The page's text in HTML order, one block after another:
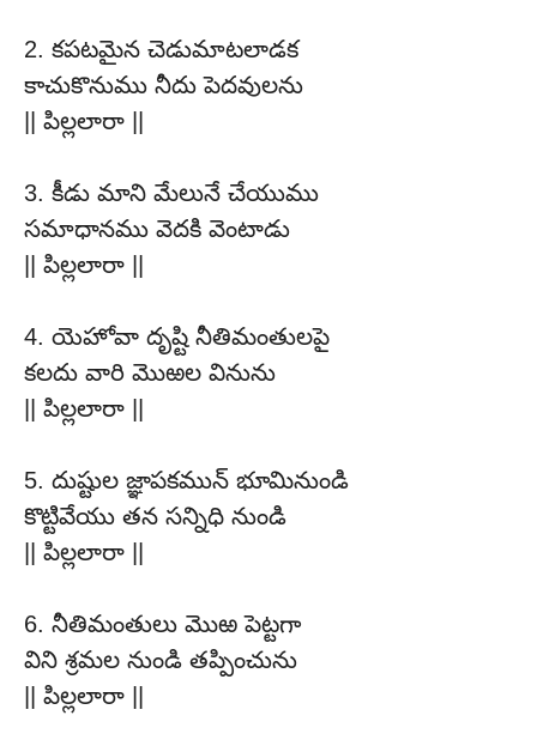
2. కపటమైన చెడుమాటలాడక
కాచుకొనుము నీదు పెదవులను
|| పిల్లలారా ||
3. కీడు మాని మేలునే చేయుము
సమాధానము వెదకి వెంటాడు
|| పిల్లలారా ||
4. యెహోవా దృష్టి నీతిమంతులపై
కలదు వారి మొఱల వినును
|| పిల్లలారా ||
5. దుష్టుల జ్ఞాపకమున్ భూమినుండి
కొట్టివేయు తన సన్నిధి నుండి
|| పిల్లలారా ||
6. నీతిమంతులు మొఱ పెట్టగా
విని శ్రమల నుండి తప్పించును
|| పిల్లలారా ||